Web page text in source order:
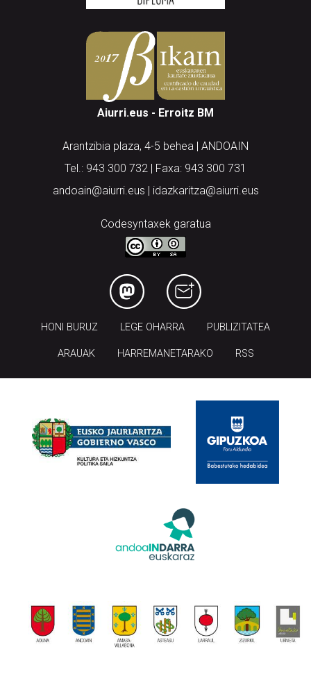
Aiurri.eus - Erroitz BM
Arantzibia plaza, 4-5 behea | ANDOAIN
Tel.: 943 300 732 | Faxa: 943 300 731
andoain@aiurri.eus | idazkaritza@aiurri.eus
Codesyntaxek garatua
HONI BURUZ LEGE OHARRA PUBLIZITATEA
ARAUAK HARREMANETARAKO RSS